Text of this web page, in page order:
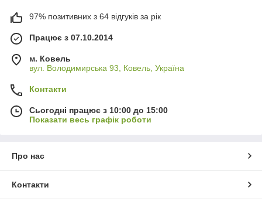
97% позитивних з 64 відгуків за рік
Працює з 07.10.2014
м. Ковель
вул. Володимирська 93, Ковель, Україна
Контакти
Сьогодні працює з 10:00 до 15:00
Показати весь графік роботи
Про нас
Контакти